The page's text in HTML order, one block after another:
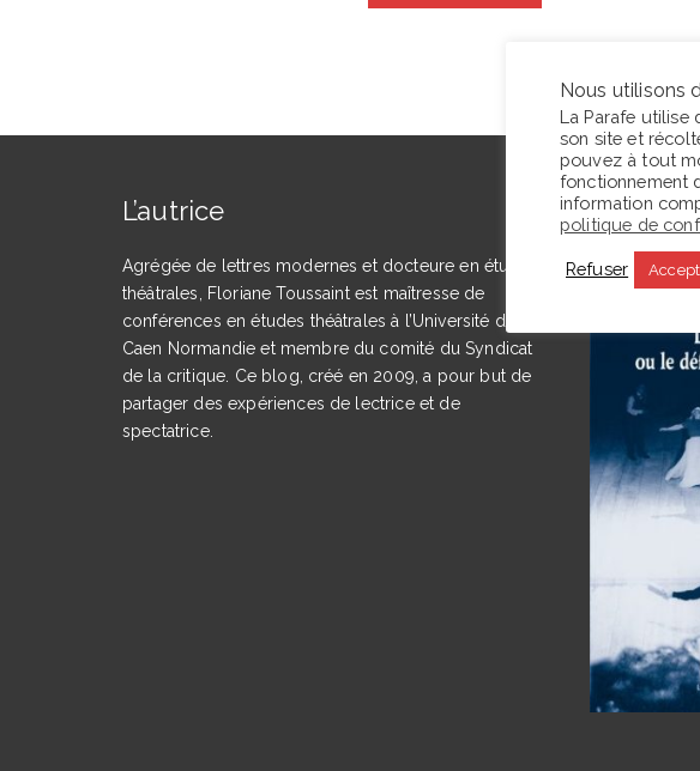
L’autrice
Agrégée de lettres modernes et docteure en études
théâtrales, Floriane Toussaint est maîtresse de
conférences en études théâtrales à l’Université de
Caen Normandie et membre du comité du Syndicat
de la critique. Ce blog, créé en 2009, a pour but de
partager des expériences de lectrice et de
spectatrice.
En ce
Nous utilisons
La Parafe utilise
son site et
pouvez à tout
fonctionnement
information
politique de
Refuser